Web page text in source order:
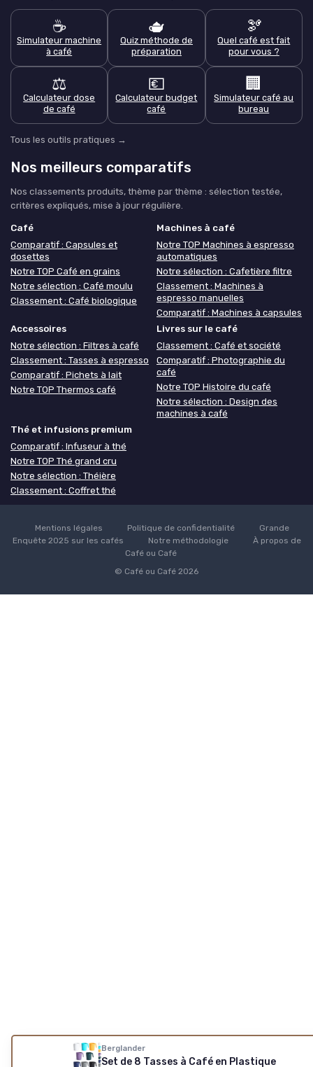
Berglander
Set de 8 Tasses à Café en Plastique
☕
Simulateur machine
à café
🫖
Quiz méthode de
préparation
🫘
Quel café est fait
pour vous ?
⚖️
Calculateur dose
de café
💶
Calculateur budget
café
🏢
Simulateur café au
bureau
Tous les outils pratiques →
Nos meilleurs comparatifs
Nos classements produits, thème par thème : sélection testée,
critères expliqués, mise à jour régulière.
Café
Comparatif : Capsules et
dosettes
Notre TOP Café en grains
Notre sélection : Café moulu
Classement : Café biologique
Machines à café
Notre TOP Machines à espresso
automatiques
Notre sélection : Cafetière filtre
Classement : Machines à
espresso manuelles
Comparatif : Machines à capsules
Accessoires
Notre sélection : Filtres à café
Classement : Tasses à espresso
Comparatif : Pichets à lait
Notre TOP Thermos café
Livres sur le café
Classement : Café et société
Comparatif : Photographie du
café
Notre TOP Histoire du café
Notre sélection : Design des
machines à café
Thé et infusions premium
Comparatif : Infuseur à thé
Notre TOP Thé grand cru
Notre sélection : Théière
Classement : Coffret thé
Mentions légales Politique de confidentialité
Grande
Enquête 2025 sur les cafés
Notre méthodologie
À propos de
Café ou Café
© Café ou Café 2026